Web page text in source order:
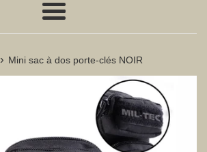
Menu
› Mini sac à dos porte-clés NOIR